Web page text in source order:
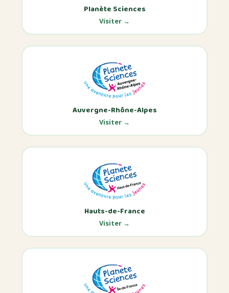
Planète Sciences
Visiter →
Auvergne-Rhône-Alpes
Visiter →
Hauts-de-France
Visiter →